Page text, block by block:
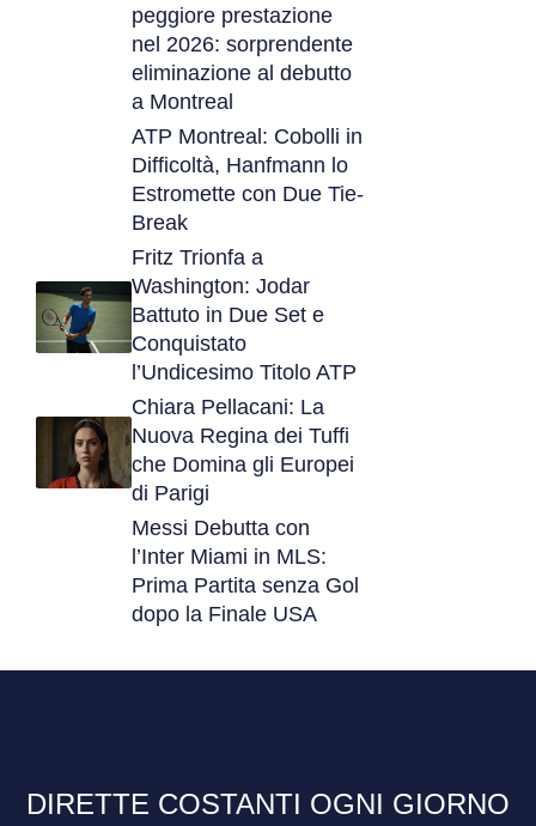
peggiore prestazione
nel 2026: sorprendente
eliminazione al debutto
a Montreal
ATP Montreal: Cobolli in
Difficoltà, Hanfmann lo
Estromette con Due Tie-
Break
Fritz Trionfa a
Washington: Jodar
Battuto in Due Set e
Conquistato
l’Undicesimo Titolo ATP
Chiara Pellacani: La
Nuova Regina dei Tuffi
che Domina gli Europei
di Parigi
Messi Debutta con
l’Inter Miami in MLS:
Prima Partita senza Gol
dopo la Finale USA
DIRETTE COSTANTI OGNI GIORNO